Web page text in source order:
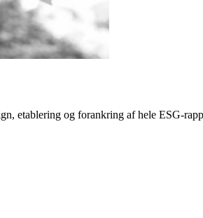
etablering og forankring af hele ESG-